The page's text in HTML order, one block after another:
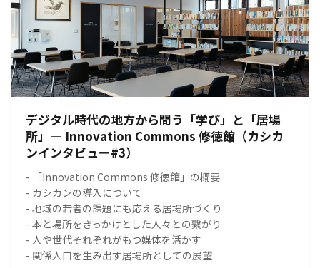
デジタル時代の地方から問う「学び」と「居場
所」― Innovation Commons 修徳館（カシカ
ンインタビュー#3）
- 「Innovation Commons 修徳館」の概要
- カシカンの導入について
- 地域の若者の課題にも応える居場所づくり
- 本と場所をきっかけとした人々との繋がり
- 人や世代それぞれがもつ媒体を活かす
- 関係人口を生み出す居場所としての展望